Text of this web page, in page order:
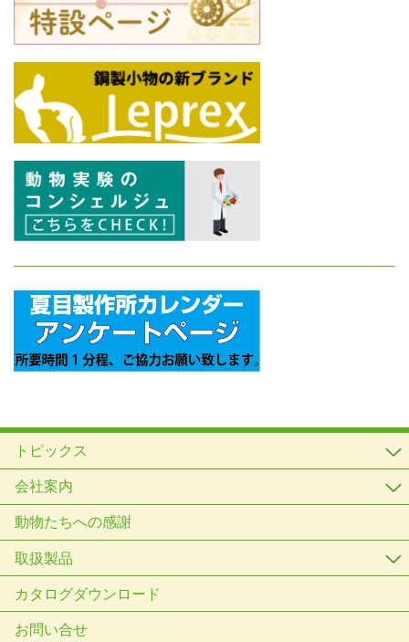
トピックス
会社案内
動物たちへの感謝
取扱製品
カタログダウンロード
お問い合せ